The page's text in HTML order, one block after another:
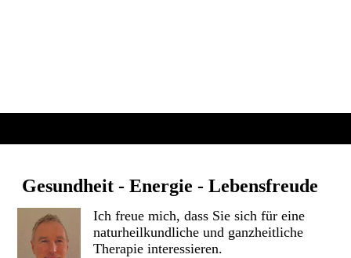
Gesundheit - Energie - Lebensfreude
Ich freue mich, dass Sie sich für eine
naturheilkundliche und ganzheitliche
Therapie interessieren.